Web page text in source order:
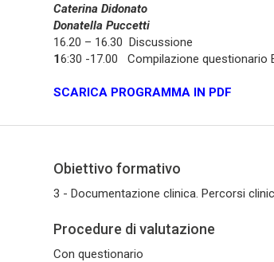
Caterina Didonato
Donatella Puccetti
16.20 – 16.30 Discussione
16:30 -17.00 Compilazione questionario
SCARICA PROGRAMMA IN PDF
Obiettivo formativo
3 - Documentazione clinica. Percorsi
Procedure di valutazione
Con questionario